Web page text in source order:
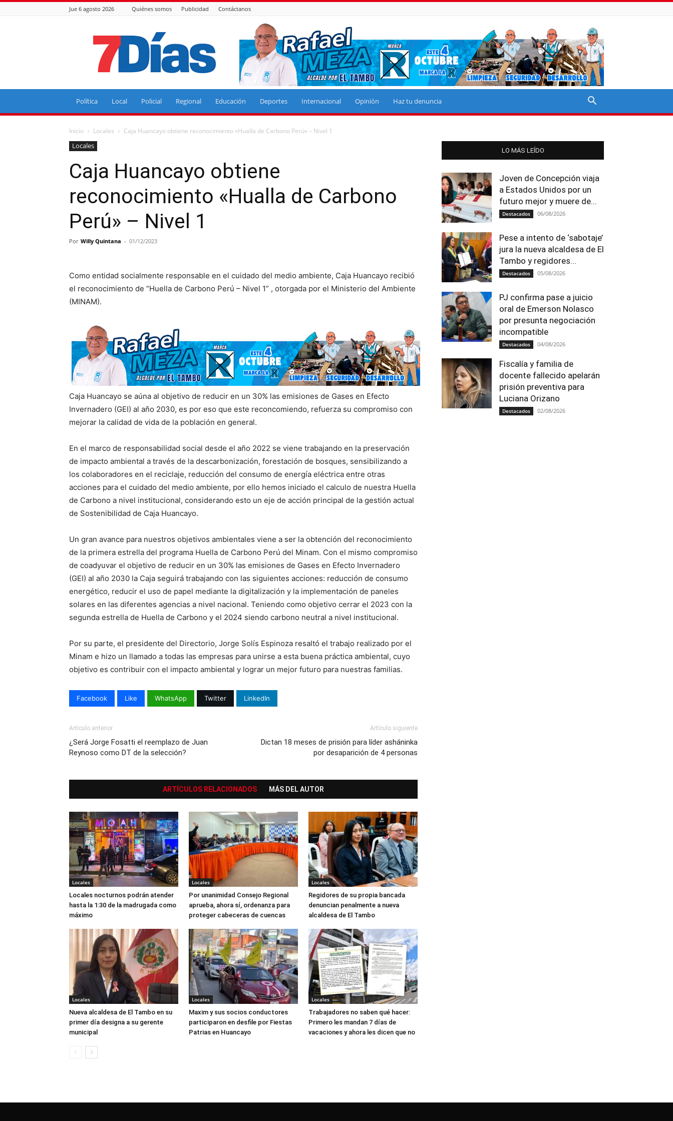
Jue 6 agosto 2026 Quiénes somos Publicidad Contáctanos
7
Días
Política Local Policial Regional Educación Deportes Internacional Opinión Haz tu denuncia
Inicio Locales Caja Huancayo obtiene reconocimiento «Hualla de Carbono Perú» – Nivel 1
Locales
Caja Huancayo obtiene
reconocimiento «Hualla de Carbono
Perú» – Nivel 1
Por Willy Quintana - 01/12/2023
Como entidad socialmente responsable en el cuidado del medio ambiente, Caja Huancayo recibió
el reconocimiento de “Huella de Carbono Perú – Nivel 1” , otorgada por el Ministerio del Ambiente
(MINAM).
Caja Huancayo se aúna al objetivo de reducir en un 30% las emisiones de Gases en Efecto
Invernadero (GEI) al año 2030, es por eso que este reconcomiendo, refuerza su compromiso con
mejorar la calidad de vida de la población en general.
En el marco de responsabilidad social desde el año 2022 se viene trabajando en la preservación
de impacto ambiental a través de la descarbonización, forestación de bosques, sensibilizando a
los colaboradores en el reciclaje, reducción del consumo de energía eléctrica entre otras
acciones para el cuidado del medio ambiente, por ello hemos iniciado el calculo de nuestra Huella
de Carbono a nivel institucional, considerando esto un eje de acción principal de la gestión actual
de Sostenibilidad de Caja Huancayo.
Un gran avance para nuestros objetivos ambientales viene a ser la obtención del reconocimiento
de la primera estrella del programa Huella de Carbono Perú del Minam. Con el mismo compromiso
de coadyuvar el objetivo de reducir en un 30% las emisiones de Gases en Efecto Invernadero
(GEI) al año 2030 la Caja seguirá trabajando con las siguientes acciones: reducción de consumo
energético, reducir el uso de papel mediante la digitalización y la implementación de paneles
solares en las diferentes agencias a nivel nacional. Teniendo como objetivo cerrar el 2023 con la
segunda estrella de Huella de Carbono y el 2024 siendo carbono neutral a nivel institucional.
Por su parte, el presidente del Directorio, Jorge Solís Espinoza resaltó el trabajo realizado por el
Minam e hizo un llamado a todas las empresas para unirse a esta buena práctica ambiental, cuyo
objetivo es contribuir con el impacto ambiental y lograr un mejor futuro para nuestras familias.
Facebook Like WhatsApp Twitter LinkedIn
Artículo anterior
¿Será Jorge Fosatti el reemplazo de Juan
Reynoso como DT de la selección?
Artículo siguiente
Dictan 18 meses de prisión para líder asháninka
por desaparición de 4 personas
ARTÍCULOS RELACIONADOS MÁS DEL AUTOR
Locales
Locales nocturnos podrán atender
hasta la 1:30 de la madrugada como
máximo
Locales
Por unanimidad Consejo Regional
aprueba, ahora sí, ordenanza para
proteger cabeceras de cuencas
Locales
Regidores de su propia bancada
denuncian penalmente a nueva
alcaldesa de El Tambo
Locales
Nueva alcaldesa de El Tambo en su
primer día designa a su gerente
municipal
Locales
Maxim y sus socios conductores
participaron en desfile por Fiestas
Patrias en Huancayo
Locales
Trabajadores no saben qué hacer:
Primero les mandan 7 días de
vacaciones y ahora les dicen que no
LO MÁS LEÍDO
Joven de Concepción viaja
a Estados Unidos por un
futuro mejor y muere de...
Destacados 06/08/2026
Pese a intento de ‘sabotaje’
jura la nueva alcaldesa de El
Tambo y regidores...
Destacados 05/08/2026
PJ confirma pase a juicio
oral de Emerson Nolasco
por presunta negociación
incompatible
Destacados 04/08/2026
Fiscalía y familia de
docente fallecido apelarán
prisión preventiva para
Luciana Orizano
Destacados 02/08/2026